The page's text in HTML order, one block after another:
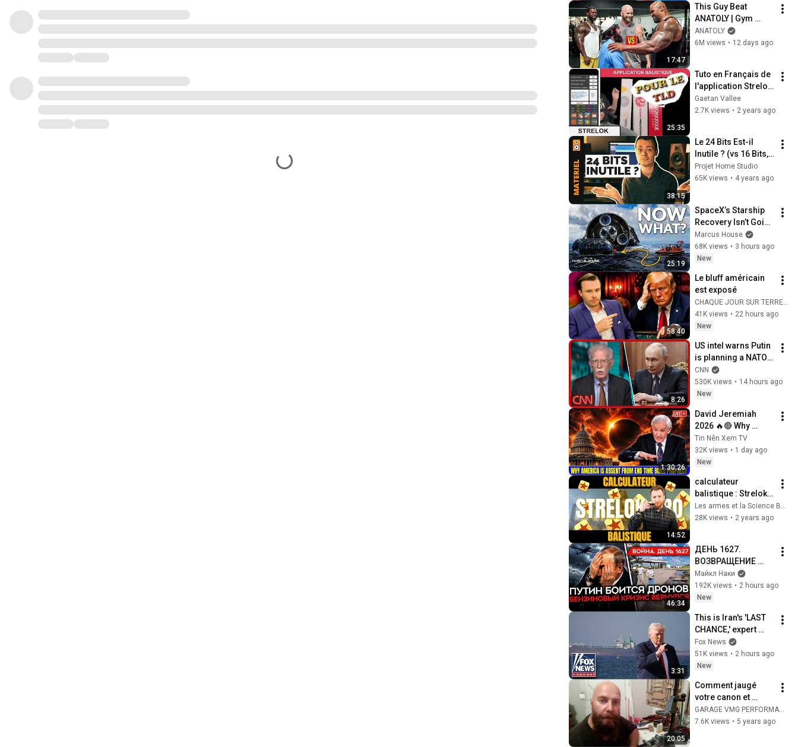
17:47
This Guy Beat
ANATOLY | Gym
CHALLENGE Went
Wrong
ANATOLY
6M views • 12 days ago
25:35
Tuto en Français de
l'application Strelok
Pro. Pour les tirs
longue distances.
Gaetan Vallee
2.7K views • 2 years ago
38:15
Le 24 Bits Est-il
Inutile ? (vs 16 Bits,
32 Bits...)
Projet Home Studio
65K views • 4 years ago
25:19
SpaceX’s Starship
Recovery Isn’t Going
to Plan
Marcus House
68K views • 3 hours ago
New
58:40
Le bluff américain
est exposé
CHAQUE JOUR SUR TERRE and 7 jours sur Terre
41K views • 22 hours ago
New
8:26
US intel warns Putin
is planning a NATO
attack: What we
know
CNN
530K views • 14 hours ago
New
1:30:26
David Jeremiah
2026 🔥🔴 Why
America Is Absent
From End Time
Bible Prophecy 💥🔴
Sermons
Tin Nên Xem TV
32K views • 1 day ago
New
14:52
calculateur
balistique : Strelok
pro
Les armes et la Science By Jérémy
28K views • 2 years ago
46:34
ДЕНЬ 1627.
ВОЗВРАЩЕНИЕ
БЕНЗИНОВОГО
КРИЗИСА/ ПУТИН
БОИТСЯ ДРОНОВ/
ЗАКОЛЕБАЛА
ВОЙНА/ ГОРЯТ НПЗ
Майкл Наки
192K views • 2 hours ago
New
3:31
This is Iran's 'LAST
CHANCE,' expert
warns
Fox News
51K views • 2 hours ago
New
20:05
Comment jaugé
votre canon et
réflexion sur la
7.5*55 suisse PART-
GARAGE VMG PERFORMANCE (FRENCH RELOADING TEAM)
7.6K views • 5 years ago